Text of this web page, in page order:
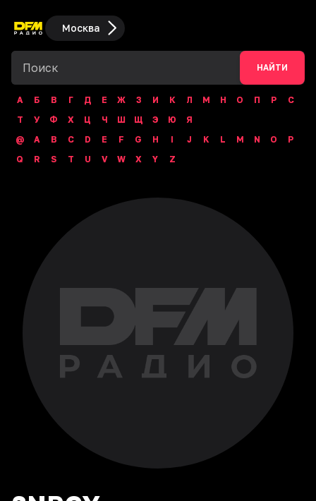
Москва
НАЙТИ
А Б В Г Д Е Ж З И К Л М Н О П Р
С
Т
У Ф Х Ц Ч Ш Щ Э Ю
Я
@
A B C D E F G H I J K L M N O
P
Q
R S T U V W X Y Z